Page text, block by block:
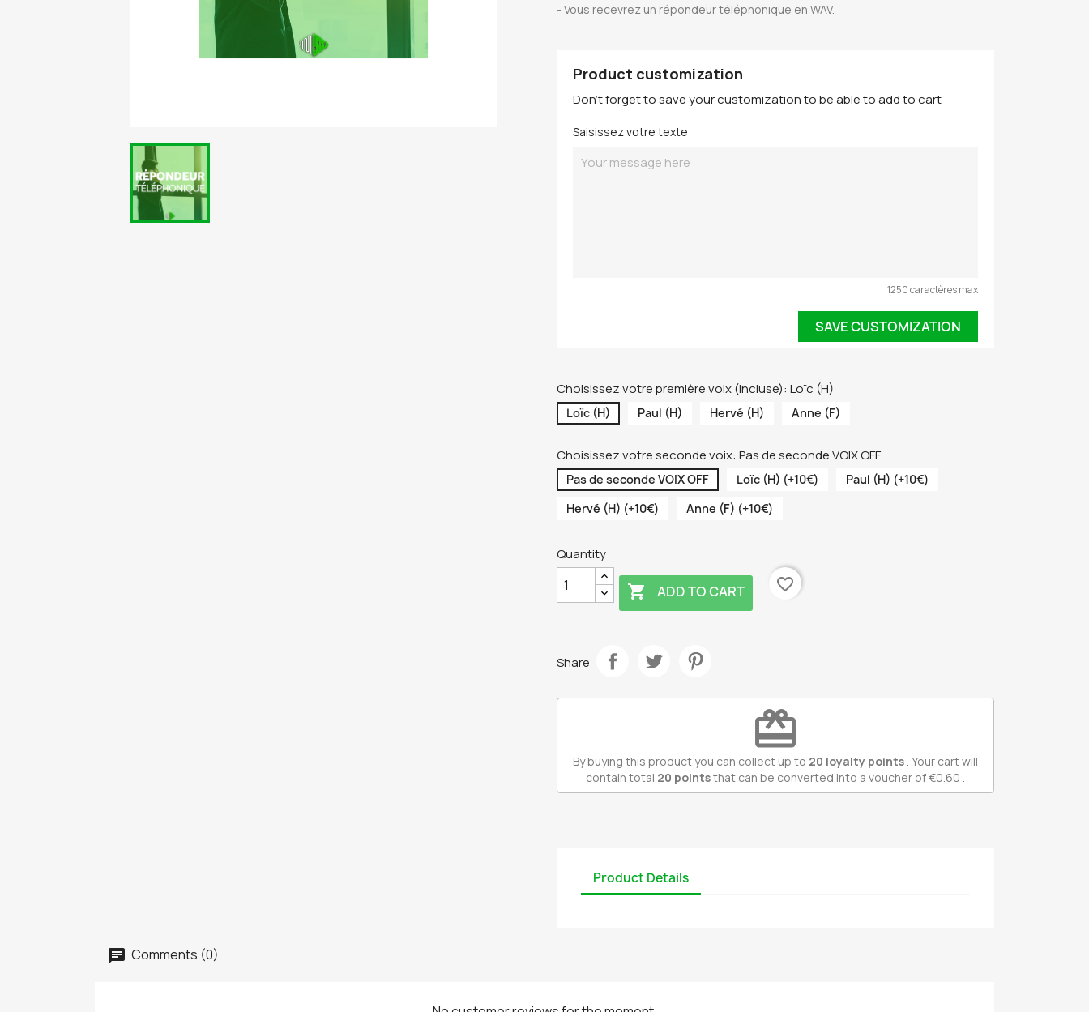
- Vous recevrez un répondeur téléphonique en WAV.
Product customization
Don't forget to save your customization to be able to add to cart
Saisissez votre texte
1250 caractères max
SAVE CUSTOMIZATION
Choisissez votre première voix (incluse): Loïc (H)
Loïc (H) Paul (H) Hervé (H) Anne (F)
Choisissez votre seconde voix: Pas de seconde VOIX OFF
Pas de seconde VOIX OFF Loïc (H) (+10€)
Paul (H) (+10€)
Hervé (H) (+10€)
Anne (F) (+10€)
Quantity
 ADD TO CART favorite_border
Share
redeem
By buying this product you can collect up to 20 loyalty points . Your cart will
contain total 20 pointsthat can be converted into a voucher of€0.60
Product Details
Comments (0)